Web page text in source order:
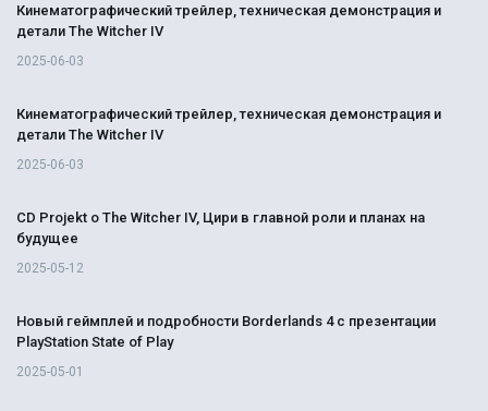
Кинематографический трейлер, техническая демонстрация и
детали The Witcher IV
2025-06-03
Кинематографический трейлер, техническая демонстрация и
детали The Witcher IV
2025-06-03
CD Projekt о The Witcher IV, Цири в главной роли и планах на
будущее
2025-05-12
Новый геймплей и подробности Borderlands 4 с презентации
PlayStation State of Play
2025-05-01